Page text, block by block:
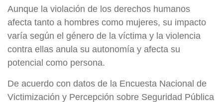
Aunque la violación de los derechos humanos
afecta tanto a hombres como mujeres, su impacto
varía según el género de la víctima y la violencia
contra ellas anula su autonomía y afecta su
potencial como persona.
De acuerdo con datos de la Encuesta Nacional de
Victimización y Percepción sobre Seguridad Pública